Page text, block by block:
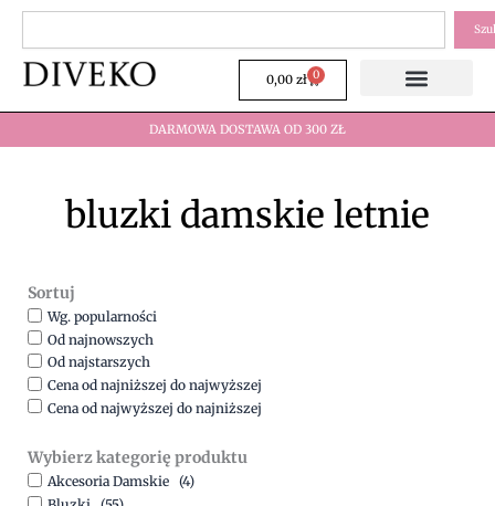
Przejdź
treści
0,00 zł 0
Wózek
DARMOWA DOSTAWA OD 300 ZŁ
bluzki damskie letnie
Sortuj
Wg. popularności
Od najnowszych
Od najstarszych
Cena od najniższej do najwyższej
Cena od najwyższej do najniższej
Wybierz kategorię produktu
Akcesoria Damskie (4)